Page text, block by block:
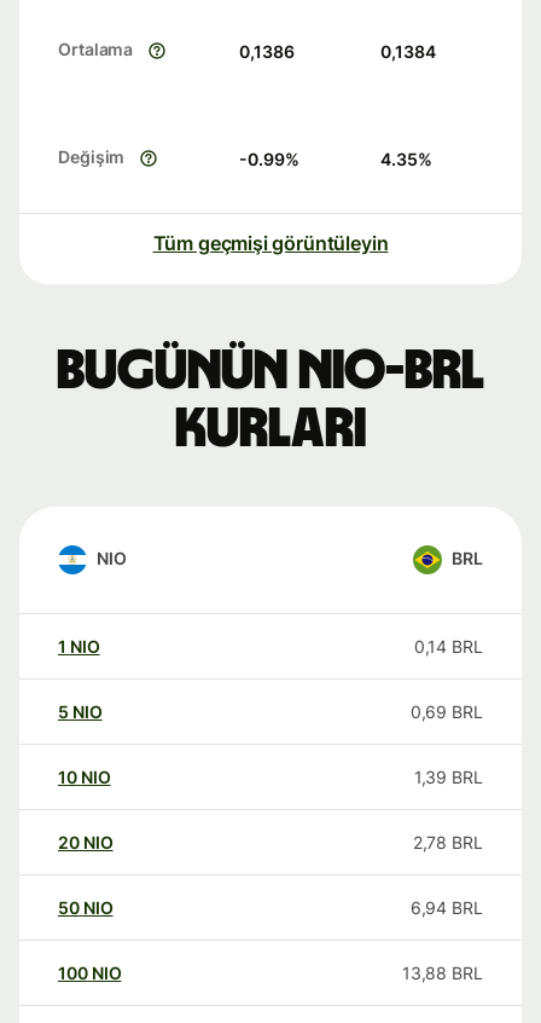
Ortalama 0,1386 0,1384
Değişim -0.99% 4.35%
Tüm geçmişi görüntüleyin
Bugünün NIO-BRL
kurları
NIO BRL
1 NIO 0,14 BRL
5 NIO 0,69 BRL
10 NIO 1,39 BRL
20 NIO 2,78 BRL
50 NIO 6,94 BRL
100 NIO 13,88 BRL